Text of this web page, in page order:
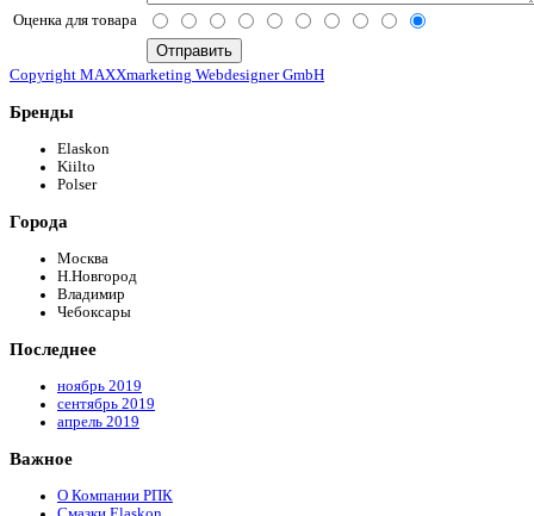
Оценка для товара
Copyright MAXXmarketing Webdesigner GmbH
Бренды
Elaskon
Kiilto
Polser
Города
Москва
Н.Новгород
Владимир
Чебоксары
Последнее
ноябрь 2019
сентябрь 2019
апрель 2019
Важное
О Компании РПК